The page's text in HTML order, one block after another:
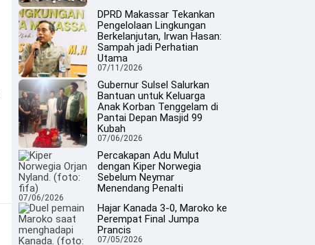
DPRD Makassar Tekankan
Pengelolaan Lingkungan
Berkelanjutan, Irwan Hasan:
Sampah jadi Perhatian
Utama
07/11/2026
Gubernur Sulsel Salurkan
Bantuan untuk Keluarga
Anak Korban Tenggelam di
Pantai Depan Masjid 99
Kubah
07/06/2026
Percakapan Adu Mulut
dengan Kiper Norwegia
Sebelum Neymar
Menendang Penalti
07/06/2026
Hajar Kanada 3-0, Maroko ke
Perempat Final Jumpa
Prancis
07/05/2026